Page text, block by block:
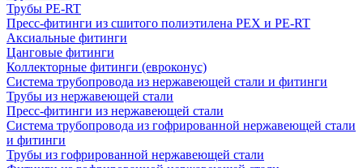
Трубы PE-RT
Пресс-фитинги из сшитого полиэтилена PEX и PE-RT
Аксиальные фитинги
Цанговые фитинги
Коллекторные фитинги (евроконус)
Система трубопровода из нержавеющей стали и фитинги
Трубы из нержавеющей стали
Пресс-фитинги из нержавеющей стали
Система трубопровода из гофрированной нержавеющей стали
и фитинги
Трубы из гофрированной нержавеющей стали